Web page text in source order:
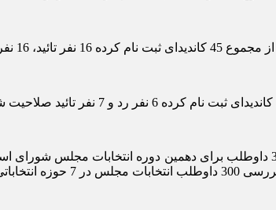
دو نفر نیز انصراف خود را اعلام کردند.
17 نفر رد صلاحیت شده بود.